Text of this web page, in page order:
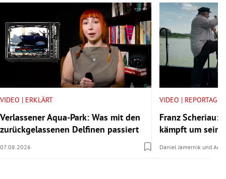
VIDEO | ERKLÄRT
Verlassener Aqua-Park: Was mit den
zurückgelassenen Delfinen passiert
07.08.2026
VIDEO | REPORTAGE
Franz Scheriau:
kämpft um
Daniel Jamernik und